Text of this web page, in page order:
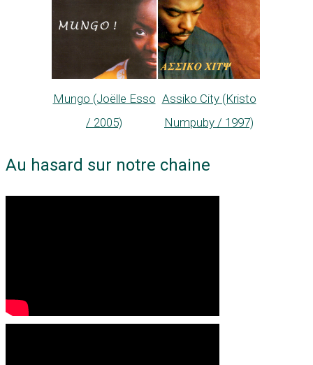
Mungo (Joëlle Esso
/ 2005)
Assiko City (Kristo
Numpuby / 1997)
Au hasard sur notre chaine